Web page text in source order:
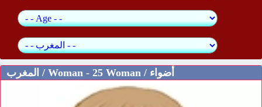
المغرب / Woman - 25 Woman / أضواء